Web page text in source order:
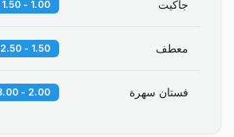
جاكيت 1.00 - 1.50 BD
معطف 1.50 - 2.50 BD
فستان سهرة 2.00 - 3.00 BD